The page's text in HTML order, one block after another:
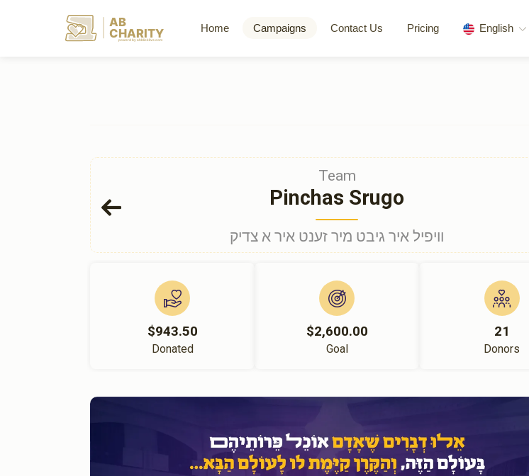
AB
CHARITY
powerd by ahblicklive.com
Home Campaigns Contact Us Pricing English
Team
Pinchas Srugo
וויפיל איר גיבט מיר זענט איר א צדיק
$943.50
Donated
$2,600.00
Goal
21
Donors